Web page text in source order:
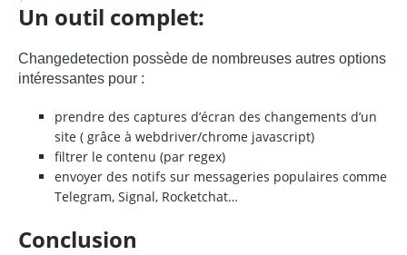
Un outil complet:
Changedetection possède de nombreuses autres options
intéressantes pour :
prendre des captures d’écran des changements d’un
site ( grâce à webdriver/chrome javascript)
filtrer le contenu (par regex)
envoyer des notifs sur messageries populaires comme
Telegram, Signal, Rocketchat…
Conclusion